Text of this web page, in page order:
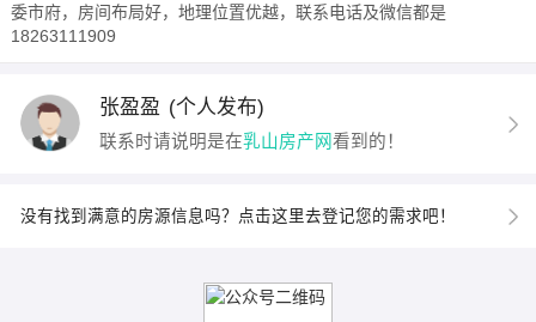
委市府，房间布局好，地理位置优越，联系电话及微信都是
18263111909
张盈盈 (个人发布)
联系时请说明是在乳山房产网看到的！
没有找到满意的房源信息吗？点击这里去登记您的需求吧！